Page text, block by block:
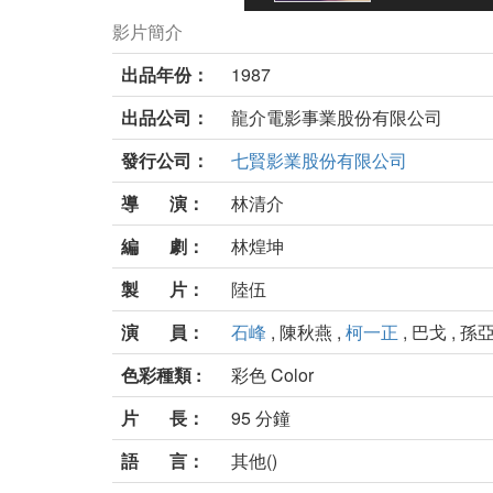
影片簡介
出品年份：
1987
出品公司：
龍介電影事業股份有限公司
發行公司：
七賢影業股份有限公司
導 演：
林清介
編 劇：
林煌坤
製 片：
陸伍
演 員：
石峰 , 陳秋燕 , 柯一正 , 巴戈 , 孫
色彩種類 :
彩色 Color
片 長：
95 分鐘
語 言：
其他()